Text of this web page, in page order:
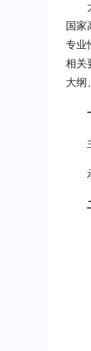
国家
专业
相关
大纲